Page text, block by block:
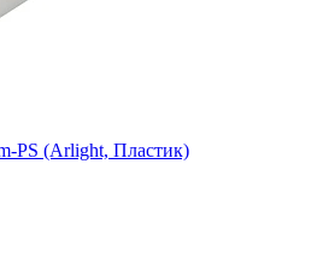
PS (Arlight, Пластик)